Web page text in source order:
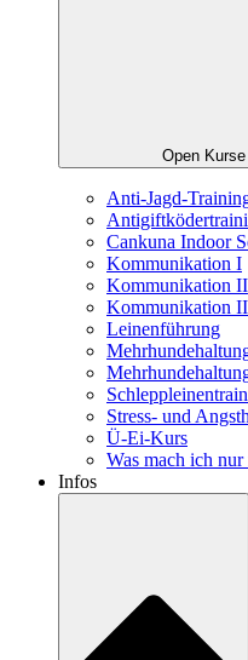
Open
Anti-Jagd-
Cankuna Indoor
Kommunikation I
Kommunikation II
Kommunikation
Leinenführung
Stress- und
Ü-Ei-Kurs
Was mach ich
Infos